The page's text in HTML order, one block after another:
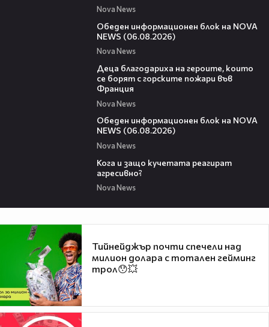
Nova News
Обеден информационен блок на NOVA
NEWS (06.08.2026)
Nova News
Деца благодариха на героите, които
се борят с горските пожари във
Франция
Nova News
Обеден информационен блок на NOVA
NEWS (06.08.2026)
Nova News
Кога и защо кучетата реагират
агресивно?
Nova News
Тийнейджър почти спечели над
милион долара с тотален гейминг
трол😯💥